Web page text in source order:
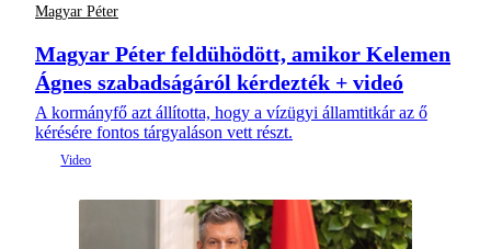
Magyar Péter
Magyar Péter feldühödött, amikor Kelemen
Ágnes szabadságáról kérdezték + videó
A kormányfő azt állította, hogy a vízügyi államtitkár az ő
kérésére fontos tárgyaláson vett részt.